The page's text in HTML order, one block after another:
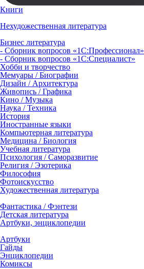
Книги
Нехудожественная литература
Бизнес литература
- Сборник вопросов «1С:Профессионал»
- Сборник вопросов «1С:Специалист»
Хобби и творчество
Мемуары / Биографии
Дизайн / Архитектура
Живопись / Графика
Кино / Музыка
Наука / Техника
История
Иностранные языки
Компьютерная литература
Медицина / Биология
Учебная литература
Психология / Саморазвитие
Религия / Эзотерика
Философия
Фотоискусство
Художественная литература
Фантастика / Фэнтези
Детская литература
Артбуки, энциклопедии
Артбуки
Гайды
Энциклопедии
Комиксы